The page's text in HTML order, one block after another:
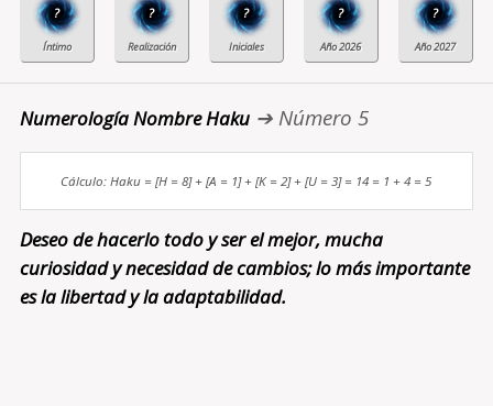
? ? ? ? ?
Numerología Nombre Haku➔ Número 5
Cálculo: Haku = [H = 8] + [A = 1] + [K = 2] + [U = 3] = 14 = 1 + 4 = 5
Deseo de hacerlo todo y ser el mejor, mucha
curiosidad y necesidad de cambios; lo más importante
es la libertad y la adaptabilidad.